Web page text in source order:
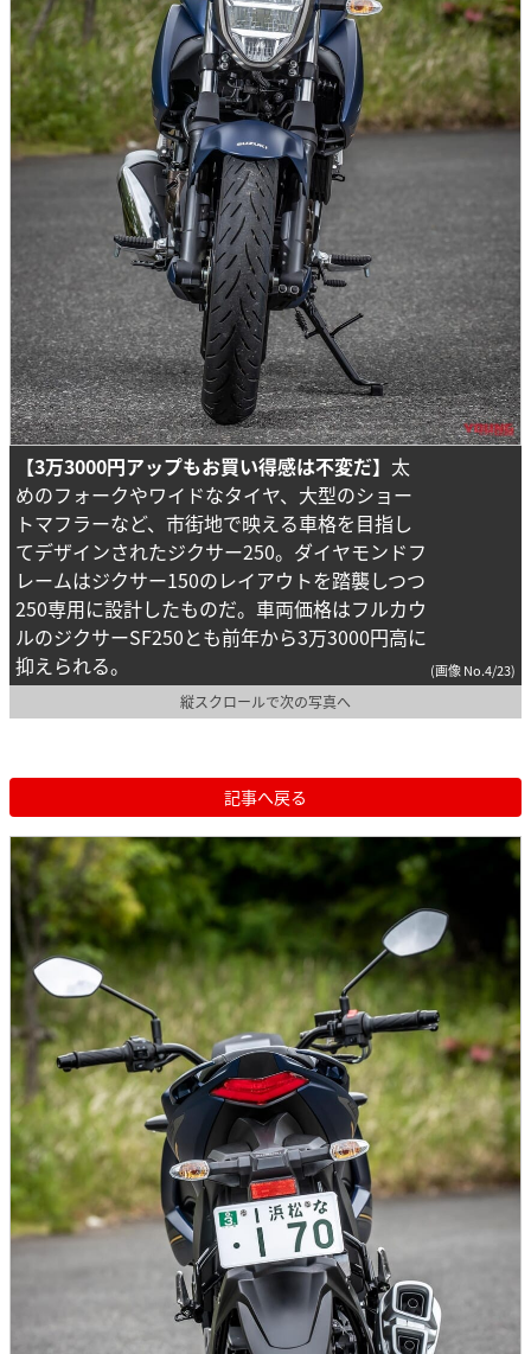
【3万3000円アップもお買い得感は不変だ】 太
めのフォークやワイドなタイヤ、大型のショー
トマフラーなど、市街地で映える車格を目指し
てデザインされたジクサー250。ダイヤモンドフ
レームはジクサー150のレイアウトを踏襲しつつ
250専用に設計したものだ。車両価格はフルカウ
ルのジクサーSF250とも前年から3万3000円高に
抑えられる。
(画像 No.4/23)
縦スクロールで次の写真へ
記事へ戻る